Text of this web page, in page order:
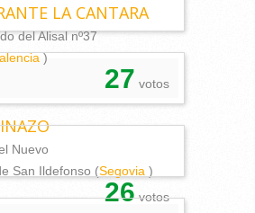
LA CANTARA
del Alisal nº37
)
27 votos
Nuevo
San Ildefonso (Segovia )
26votos